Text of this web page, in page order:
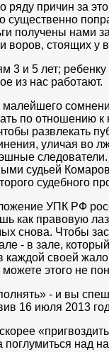
ряду причин за
существенно
получены нами
воров, стоящих у
3 и 5 лет;
из нас работают.
по отношению
развлекать
уличая во
судьей
судебного
УПК РФ
как правовую
снова. Чтобы
- в зале,
каждой своей
этого не
- и вы
16 июля 2013
поглумиться над